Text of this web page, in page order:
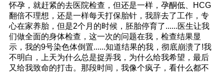
怀孕，就赶紧的去医院检查，但还是一样，孕酮低、HCG
翻倍不理想，还是一样每天打保胎针，我辞去了工作，专
心在家养胎，但是2个月的时候，胚胎停育了......医生让我
们做全面的身体检查，这一次的问题在我，检查结果显
示，我的9号染色体倒置......知道结果的我，彻底崩溃了!我
不明白，上天为什么总是捉弄我，为什么给我希望，最后
又给我致命的打击。那段时间，我像个疯子，看什么都不